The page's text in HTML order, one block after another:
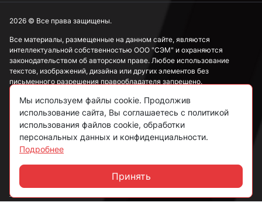
М5
М8
Все материалы, размещенные на данном сайте, являются
интеллектуальной собственностью ООО "СЭМ" и охраняются
законодательством об авторском праве. Любое использование
текстов, изображений, дизайна или других элементов без
письменного разрешения правообладателя запрещено.
Информация, представленная на сайте, носит исключительно
ознакомительный характер и не может рассматриваться как
публичная оферта в соответствии со ст. 437 ГК РФ.
Политика конфиденциальности
Согласие на обработку данных
Пользовательское соглашение
2026 © Все права защищены.
Мы используем файлы cookie. Продолжив
использование сайта, Вы соглашаетесь с политикой
использования файлов cookie, обработки
персональных данных и конфиденциальности.
Подробнее
Принять
Чат